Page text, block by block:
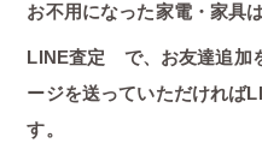
お不用になった家電・家具
LINE査定 で、お友達追加
ージを送っていただければ
す。